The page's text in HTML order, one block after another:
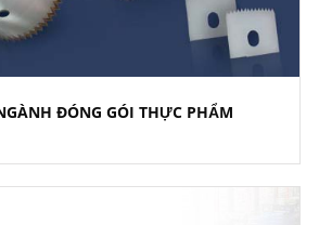
ĐÓNG GÓI THỰC PHẨM